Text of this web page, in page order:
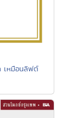
เหมือนลิฟต์